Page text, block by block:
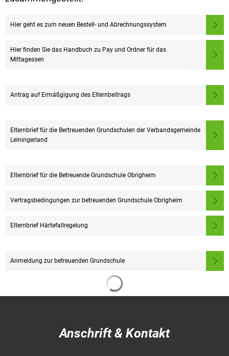
Hier geht es zum neuen Bestell- und Abrechnungssystem
Hier finden Sie das Handbuch zu Pay und Ordner für das
Mittagessen
Antrag auf Ermäßgigung des Elternbeitrags
Elternbrief für die Bertreuenden Grundschulen der Verbandsgemeinde
Leiningerland
Elternbrief für die Betreuende Grundschule Obrigheim
Vertragsbedingungen zur betreuenden Grundschule Obrigheim
Elternbrief Härtefallregelung
Anmeldung zur betreuenden Grundschule
Anschrift & Kontakt